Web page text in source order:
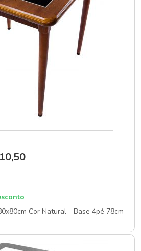
,50
Cor Natural - Base 4pé 78cm